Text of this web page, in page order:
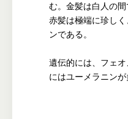
む。金髪は白人の
赤髪は極端に珍し
ンである。
遺伝的には、フェ
にはユーメラニン